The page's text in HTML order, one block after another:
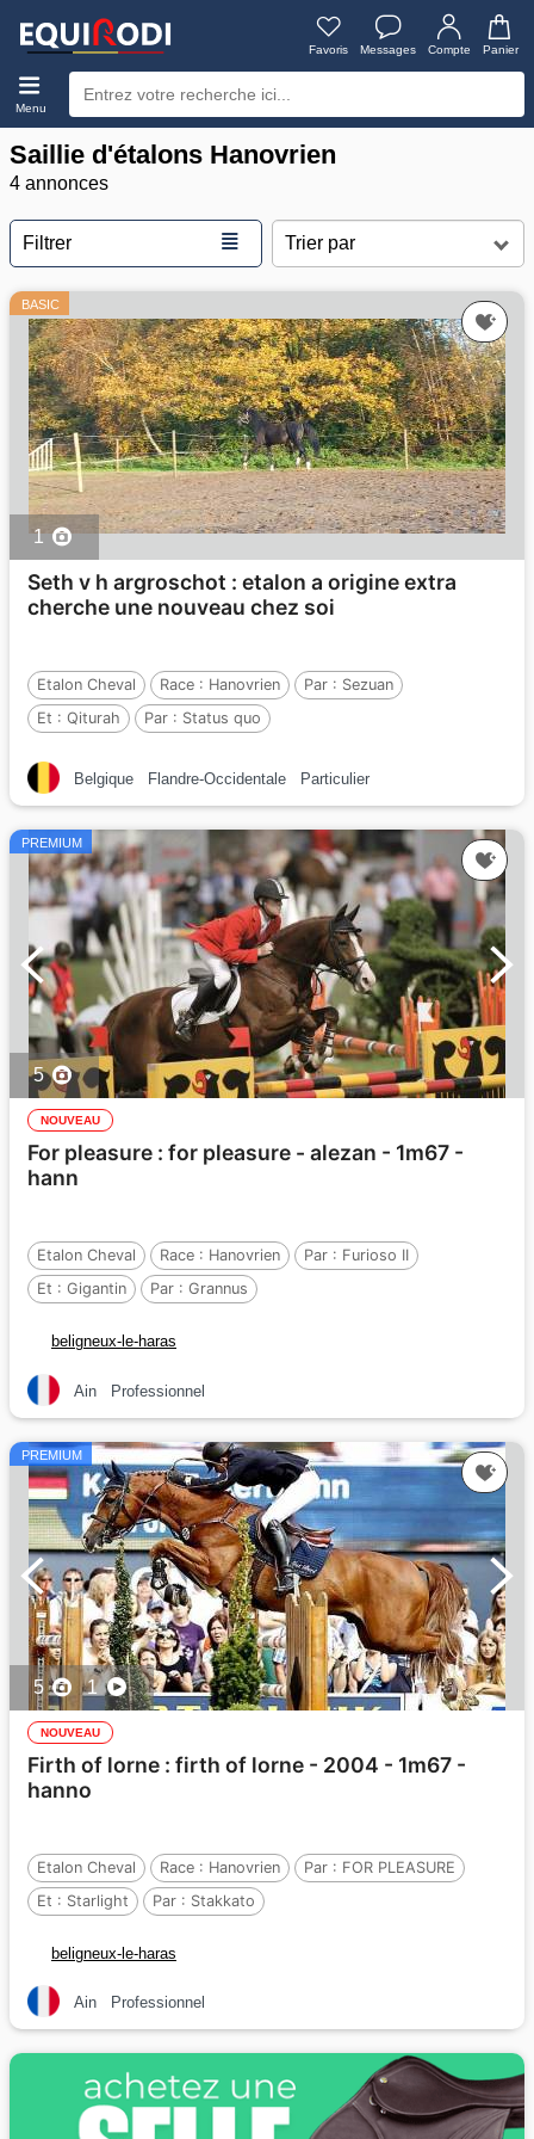
Favoris Messages Compte Panier
Menu
Saillie d'étalons Hanovrien
4 annonces
Filtrer ≣
BASIC
1
Seth v h argroschot : etalon a origine extra
cherche une nouveau chez soi
Etalon Cheval Race : Hanovrien Par : Sezuan
Et : Qiturah Par : Status quo
Belgique Flandre-Occidentale Particulier
PREMIUM
5
NOUVEAU
For pleasure : for pleasure - alezan - 1m67 -
hann
Etalon Cheval Race : Hanovrien Par : Furioso II
Et : Gigantin Par : Grannus
beligneux-le-haras
Ain Professionnel
PREMIUM
5 1
NOUVEAU
Firth of lorne : firth of lorne - 2004 - 1m67 -
hanno
Etalon Cheval Race : Hanovrien Par : FOR PLEASURE
Et : Starlight Par : Stakkato
beligneux-le-haras
Ain Professionnel